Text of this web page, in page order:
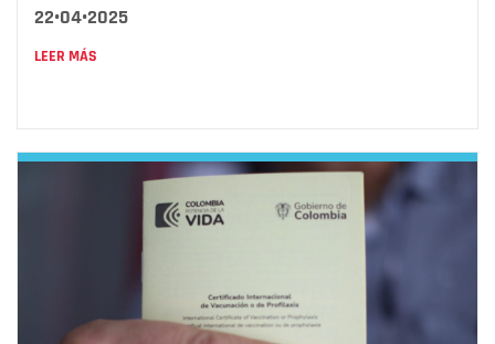
22•04•2025
LEER MÁS